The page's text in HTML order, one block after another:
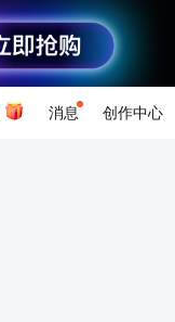
消息 创作中心